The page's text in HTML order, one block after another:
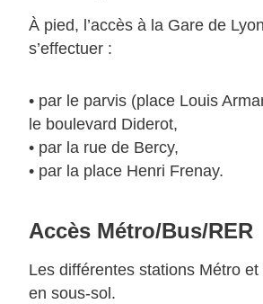
À pied, l’accès à la Gare de
s’effectuer :
• par le parvis (place Louis
le boulevard Diderot,
• par la rue de Bercy,
• par la place Henri Frenay.
Accès Métro/Bus/RER
Les différentes stations Métro
en sous-sol.